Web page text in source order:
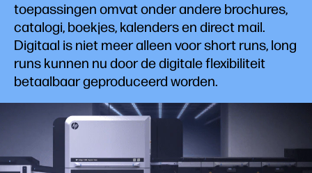
toepassingen omvat onder andere brochures,
catalogi, boekjes, kalenders en direct mail.
Digitaal is niet meer alleen voor short runs, long
runs kunnen nu door de digitale flexibiliteit
betaalbaar geproduceerd worden.